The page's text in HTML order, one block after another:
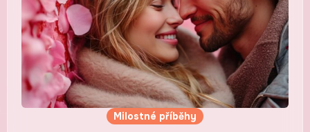
Milostné příběhy